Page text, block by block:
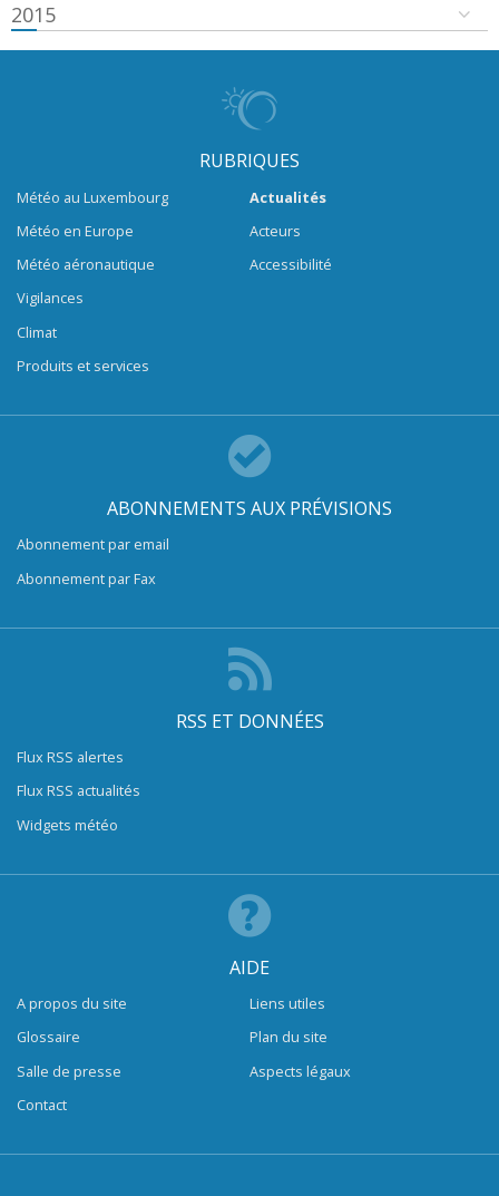
2015
RUBRIQUES
Météo au Luxembourg
Météo en Europe
Météo aéronautique
Vigilances
Climat
Produits et services
Actualités
Acteurs
Accessibilité
ABONNEMENTS AUX PRÉVISIONS
Abonnement par email
Abonnement par Fax
RSS ET DONNÉES
Flux RSS alertes
Flux RSS actualités
Widgets météo
AIDE
A propos du site
Glossaire
Salle de presse
Contact
Liens utiles
Plan du site
Aspects légaux